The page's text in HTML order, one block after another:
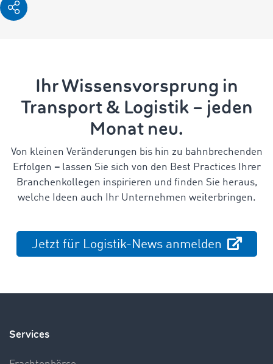
Ihr Wissensvorsprung in
Transport & Logistik – jeden
Monat neu.
Von kleinen Veränderungen bis hin zu bahnbrechenden
Erfolgen –lassen Sie sich von den Best Practices Ihrer
Branchenkollegen inspirieren und finden Sie heraus,
welche Ideen auch Ihr Unternehmen weiterbringen.
Jetzt für Logistik-News anmelden
Services